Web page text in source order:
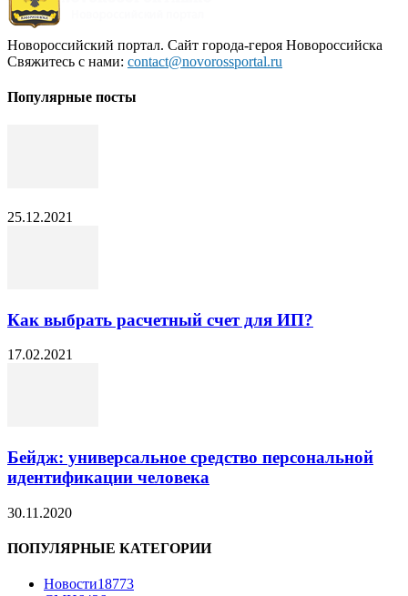
Новороссийский портал. Сайт города-героя Новороссийска
Свяжитесь с нами: contact@novorossportal.ru
Популярные посты
25.12.2021
Как выбрать расчетный счет для ИП?
17.02.2021
Бейдж: универсальное средство персональной
идентификации человека
30.11.2020
ПОПУЛЯРНЫЕ КАТЕГОРИИ
Новости18773